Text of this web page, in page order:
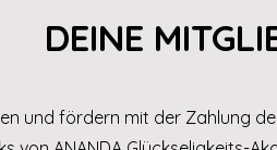
DEINE
und fördern mit der Zahlung